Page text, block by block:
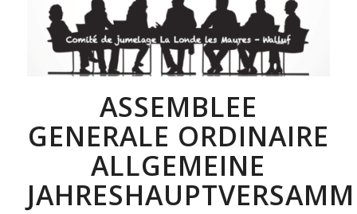
ASSEMBLEE
GENERALE ORDINAIRE
ALLGEMEINE